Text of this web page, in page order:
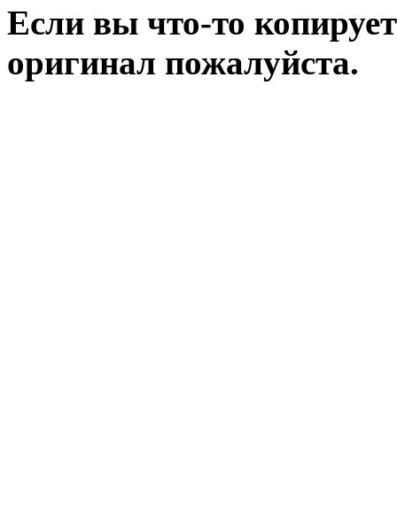
Если вы что-то
оригинал пожалуйста.